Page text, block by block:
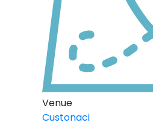
Venue
Custonaci